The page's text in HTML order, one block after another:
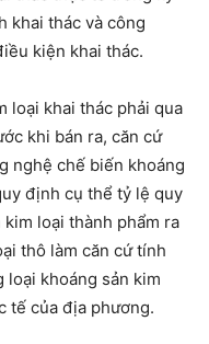
khai thác và công
kiện khai thác.
loại khai thác phải qua
khi bán ra, căn cứ
nghệ chế biến khoáng
định cụ thể tỷ lệ quy
loại thành phẩm ra
thô làm căn cứ tính
khoáng sản kim
tế của địa phương.